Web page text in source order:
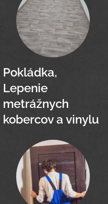
Pokládka,
Lepenie
metrážnych
kobercov a vinylu